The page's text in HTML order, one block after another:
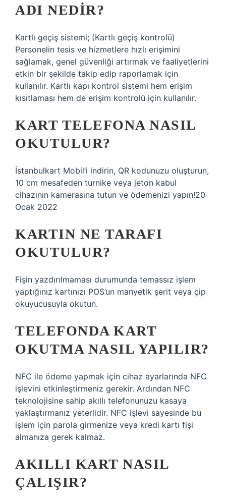
ADI NEDIR?
Kartlı geçiş sistemi; (Kartlı geçiş kontrolü)
Personelin tesis ve hizmetlere hızlı erişimini
sağlamak, genel güvenliği artırmak ve faaliyetlerini
etkin bir şekilde takip edip raporlamak için
kullanılır. Kartlı kapı kontrol sistemi hem erişim
kısıtlaması hem de erişim kontrolü için kullanılır.
KART TELEFONA NASIL
OKUTULUR?
İstanbulkart Mobil’i indirin, QR kodunuzu oluşturun,
10 cm mesafeden turnike veya jeton kabul
cihazının kamerasına tutun ve ödemenizi yapın!20
Ocak 2022
KARTIN NE TARAFI
OKUTULUR?
Fişin yazdırılmaması durumunda temassız işlem
yaptığınız kartınızı POS’un manyetik şerit veya çip
okuyucusuyla okutun.
TELEFONDA KART
OKUTMA NASIL YAPILIR?
NFC ile ödeme yapmak için cihaz ayarlarında NFC
işlevini etkinleştirmeniz gerekir. Ardından NFC
teknolojisine sahip akıllı telefonunuzu kasaya
yaklaştırmanız yeterlidir. NFC işlevi sayesinde bu
işlem için parola girmenize veya kredi kartı fişi
almanıza gerek kalmaz.
AKILLI KART NASIL
ÇALIŞIR?